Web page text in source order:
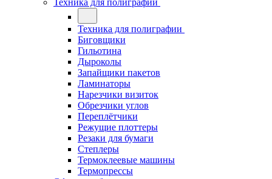
Техника для полиграфии
Техника для полиграфии
Биговщики
Гильотина
Дыроколы
Запайщики пакетов
Ламинаторы
Нарезчики визиток
Обрезчики углов
Переплётчики
Режущие плоттеры
Резаки для бумаги
Степлеры
Термоклеевые машины
Термопрессы